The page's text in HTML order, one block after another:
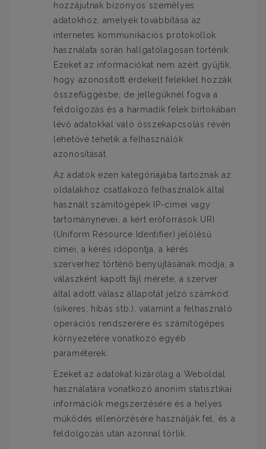
hozzájutnak bizonyos személyes
adatokhoz, amelyek továbbítása az
internetes kommunikációs protokollok
használata során hallgatólagosan történik.
Ezeket az információkat nem azért gyűjtik,
hogy azonosított érdekelt felekkel hozzák
összefüggésbe, de jellegüknél fogva a
feldolgozás és a harmadik felek birtokában
lévő adatokkal való összekapcsolás révén
lehetővé tehetik a felhasználók
azonosítását.
Az adatok ezen kategóriájába tartoznak az
oldalakhoz csatlakozó felhasználók által
használt számítógépek IP-címei vagy
tartománynevei, a kért erőforrások URI
(Uniform Resource Identifier) jelölésű
címei, a kérés időpontja, a kérés
szerverhez történő benyújtásának módja, a
válaszként kapott fájl mérete, a szerver
által adott válasz állapotát jelző számkód
(sikeres, hibás stb.), valamint a felhasználó
operációs rendszerére és számítógépes
környezetére vonatkozó egyéb
paraméterek.
Ezeket az adatokat kizárólag a Weboldal
használatára vonatkozó anonim statisztikai
információk megszerzésére és a helyes
működés ellenőrzésére használják fel, és a
feldolgozás után azonnal törlik.